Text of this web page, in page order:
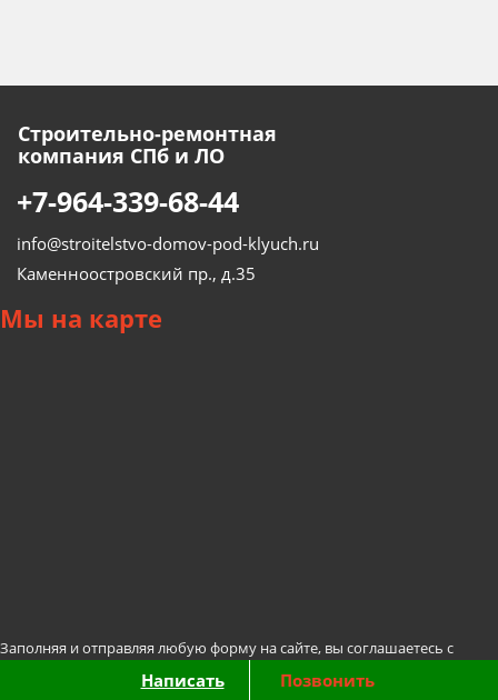
Строительно-ремонтная
компания СПб и ЛО
+7-964-339-68-44
info@stroitelstvo-domov-pod-klyuch.ru
Каменноостровский пр., д.35
Мы на карте
Заполняя и отправляя любую форму на сайте, вы соглашаетесь с
политикой конфиденциальности
данного сайта.
Написать Позвонить